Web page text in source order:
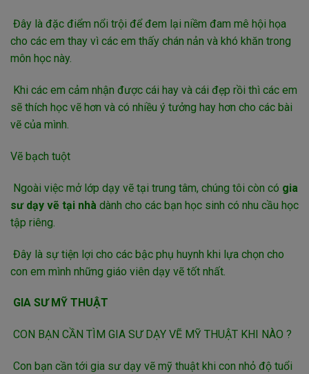
Đây là đặc điểm nổi trội để đem lại niềm đam mê hội họa
cho các em thay vì các em thấy chán nản và khó khăn trong
môn học này.
Khi các em cảm nhận được cái hay và cái đẹp rồi thì các em
sẽ thích học vẽ hơn và có nhiều ý tưởng hay hơn cho các bài
vẽ của mình.
Vẽ bạch tuột
Ngoài việc mở lớp dạy vẽ tại trung tâm, chúng tôi còn có gia
sư dạy vẽ tại nhà dành cho các bạn học sinh có nhu cầu học
tập riêng.
Đây là sự tiện lợi cho các bậc phụ huynh khi lựa chọn cho
con em mình những giáo viên dạy vẽ tốt nhất.
GIA SƯ MỸ THUẬT
CON BẠN CẦN TÌM GIA SƯ DẠY VẼ MỸ THUẬT KHI NÀO ?
Con bạn cần tới gia sư dạy vẽ mỹ thuật khi con nhỏ độ tuổi